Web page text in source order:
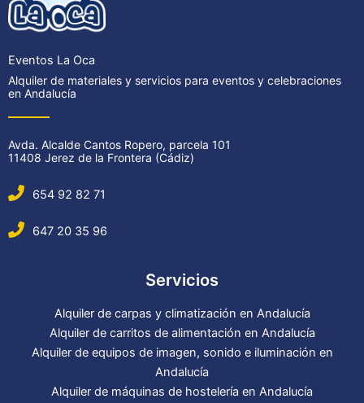
Eventos La Oca
Alquiler de materiales y servicios para eventos y celebraciones
en Andalucía
Avda. Alcalde Cantos Ropero, parcela 101
11408 Jerez de la Frontera (Cádiz)
654 92 82 71
647 20 35 96
Servicios
Alquiler de carpas y climatización en Andalucía
Alquiler de carritos de alimentación en Andalucía
Alquiler de equipos de imagen, sonido e iluminación en
Andalucía
Alquiler de máquinas de hostelería en Andalucía